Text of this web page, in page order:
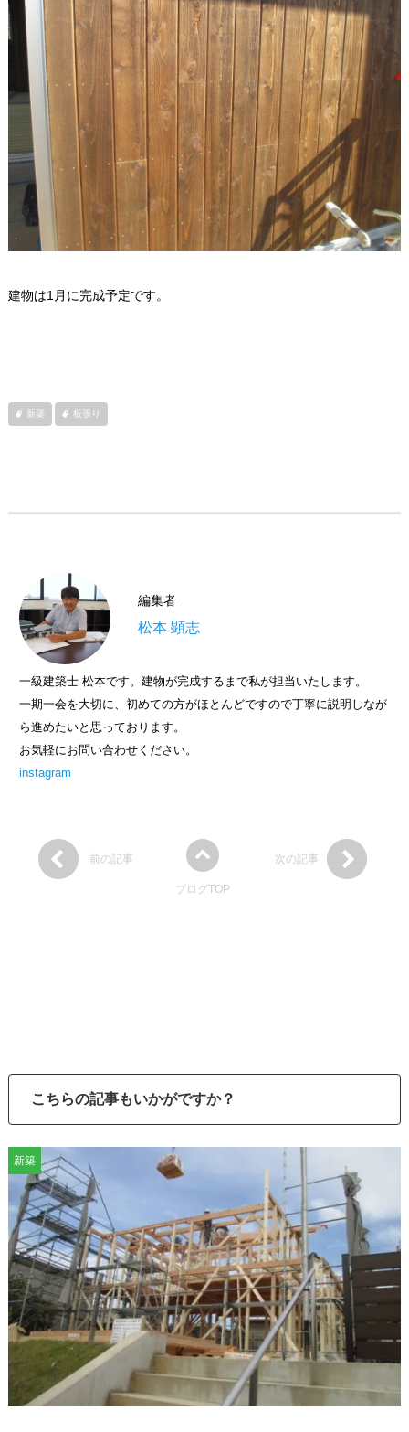
建物は1月に完成予定です。
新築 板張り
編集者
松本 顕志
一級建築士 松本です。建物が完成するまで私が担当いたします。
一期一会を大切に、初めての方がほとんどですので丁寧に説明しなが
ら進めたいと思っております。
お気軽にお問い合わせください。
instagram
前の記事
ブログTOP
次の記事
こちらの記事もいかがですか？
新築